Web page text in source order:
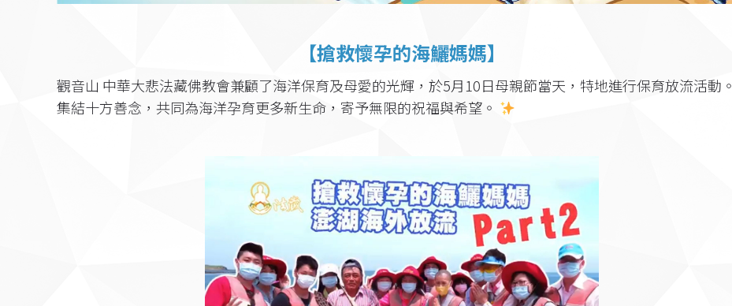
【搶救懷孕的海鱺媽媽】
觀音山 中華大悲法藏佛教會兼顧了海洋保育及母愛的光輝，於5月10日母親節當天，特地進行保育放流活動。
集結十方善念，共同為海洋孕育更多新生命，寄予無限的祝福與希望。